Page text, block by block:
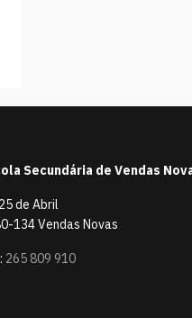
Secundária de Vendas
de Abril
134 Vendas Novas
265 809 910